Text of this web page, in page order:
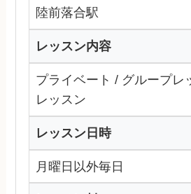
陸前落合駅
レッスン内容
プライベート / グループレ
レッスン
レッスン日時
月曜日以外毎日